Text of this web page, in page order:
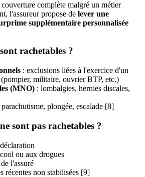
complète malgré un métier
l'assureur propose de lever une
supplémentaire personnalisée
rachetables ?
: exclusions liées à l'exercice d'un
militaire, ouvrier BTP, etc.)
(MNO) : lombalgies, hernies discales,
parachutisme, plongée, escalade [8]
sont pas rachetables ?
ou aux drogues
l'assuré
récentes non stabilisées [9]